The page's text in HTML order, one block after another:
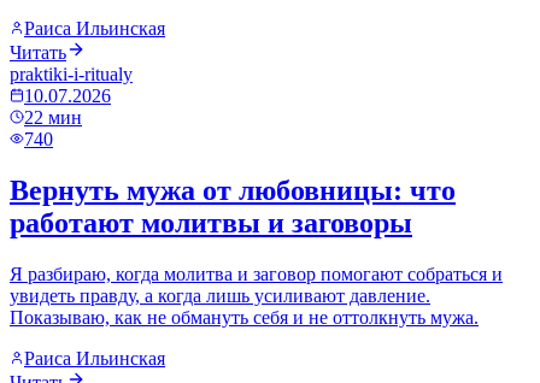
Раиса Ильинская
Читать
praktiki-i-ritualy
10.07.2026
22 мин
740
Вернуть мужа от любовницы: что
работают молитвы и заговоры
Я разбираю, когда молитва и заговор помогают собраться и
увидеть правду, а когда лишь усиливают давление.
Показываю, как не обмануть себя и не оттолкнуть мужа.
Раиса Ильинская